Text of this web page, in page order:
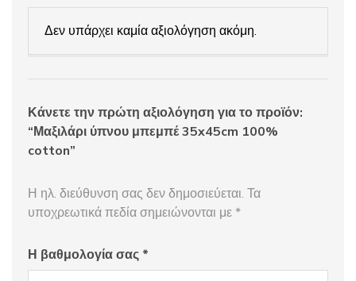
Δεν υπάρχει καμία αξιολόγηση ακόμη.
Κάνετε την πρώτη αξιολόγηση για το προϊόν:
“Μαξιλάρι ύπνου μπεμπέ 35x45cm 100%
cotton”
Η ηλ. διεύθυνση σας δεν δημοσιεύεται. Τα
υποχρεωτικά πεδία σημειώνονται με*
Η βαθμολογία σας *